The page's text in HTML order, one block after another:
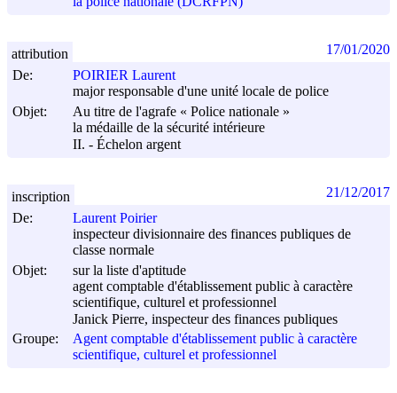
De:
POIRIER Laurent
major responsable d'une unité locale de police
Objet:
Au titre de l'agrafe « Police nationale »
la médaille de la sécurité intérieure
II. - Échelon argent
attribution 17/01/2020
De:
Laurent Poirier
inspecteur divisionnaire des finances publiques de
classe normale
Objet:
sur la liste d'aptitude
agent comptable d'établissement public à caractère
scientifique, culturel et professionnel
Janick Pierre, inspecteur des finances publiques
Groupe:
Agent comptable d'établissement public à caractère
scientifique, culturel et professionnel
inscription 21/12/2017